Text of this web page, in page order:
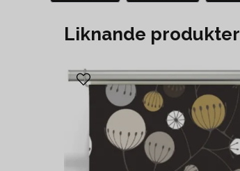
Liknande produkter